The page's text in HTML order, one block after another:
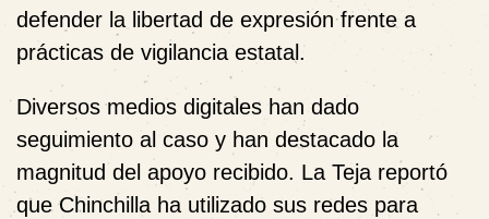
defender la libertad de expresión frente a
prácticas de vigilancia estatal.
Diversos medios digitales han dado
seguimiento al caso y han destacado la
magnitud del apoyo recibido. La Teja reportó
que Chinchilla ha utilizado sus redes para